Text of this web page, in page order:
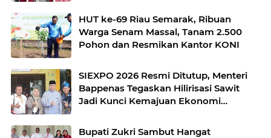
HUT ke-69 Riau Semarak, Ribuan
Warga Senam Massal, Tanam 2.500
Pohon dan Resmikan Kantor KONI
SIEXPO 2026 Resmi Ditutup, Menteri
Bappenas Tegaskan Hilirisasi Sawit
Jadi Kunci Kemajuan Ekonomi
Bupati Zukri Sambut Hangat